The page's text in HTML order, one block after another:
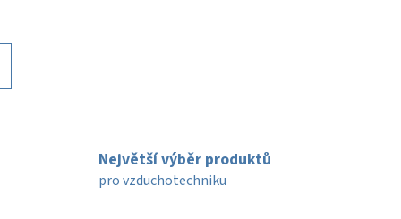
Největší výběr produktů
pro vzduchotechniku